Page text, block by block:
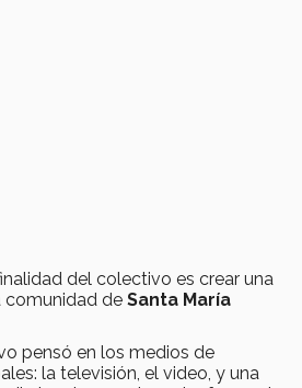
del colectivo es crear una
comunidad de Santa María
pensó en los medios de
la televisión, el video, y una